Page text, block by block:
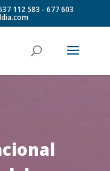
112 583 - 677 603